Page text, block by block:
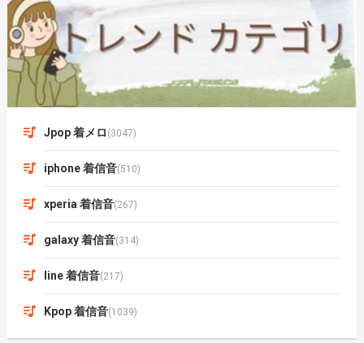
Jpop 着メロ (3047)
iphone 着信音(510)
xperia 着信音(267)
galaxy 着信音(314)
line 着信音(217)
Kpop 着信音(1039)